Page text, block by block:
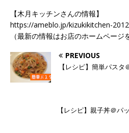
【木月キッチンさんの情報】
https://ameblo.jp/kizukikitchen-
（最新の情報はお店のホームページ
PREVIOUS
【レシピ】簡単パスタ
【レシピ】親子丼＠パ